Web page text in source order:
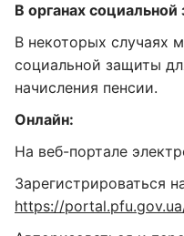
В органах
В некоторых случаях
социальной защиты
начисления пенсии.
Онлайн:
На веб-портале
Зарегистрироваться
https://